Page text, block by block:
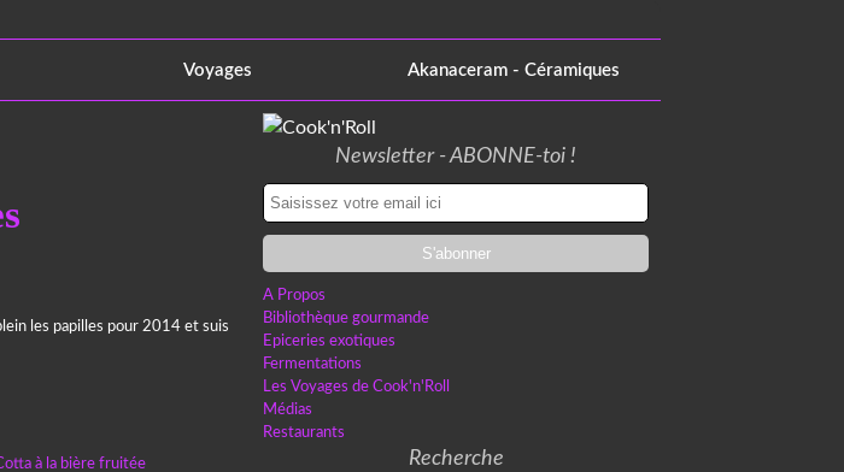
Voyages Akanaceram - Céramiques
les papilles pour 2014 et suis
Newsletter - ABONNE-toi !
A Propos
Bibliothèque gourmande
Epiceries exotiques
Fermentations
Les Voyages de Cook'n'Roll
Médias
Restaurants
Recherche